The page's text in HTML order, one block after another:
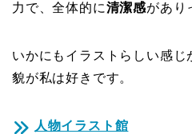
力で、全体的に清潔感があり
いかにもイラストらしい感
貌が私は好きです。
人物イラスト館